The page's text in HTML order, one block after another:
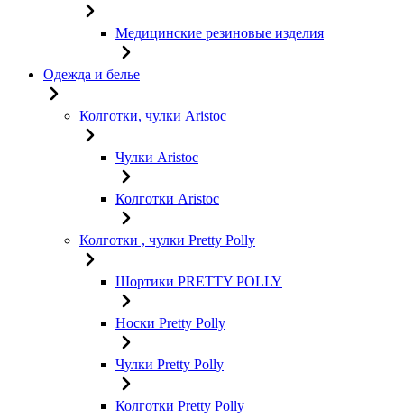
Медицинские резиновые изделия
Одежда и белье
Колготки, чулки Aristoc
Чулки Aristoc
Колготки Aristoc
Колготки , чулки Pretty Polly
Шортики PRETTY POLLY
Носки Pretty Polly
Чулки Pretty Polly
Колготки Pretty Polly